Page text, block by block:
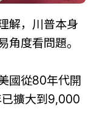
解，川普本身
角度看問題。
國從80年代開
擴大到9,000